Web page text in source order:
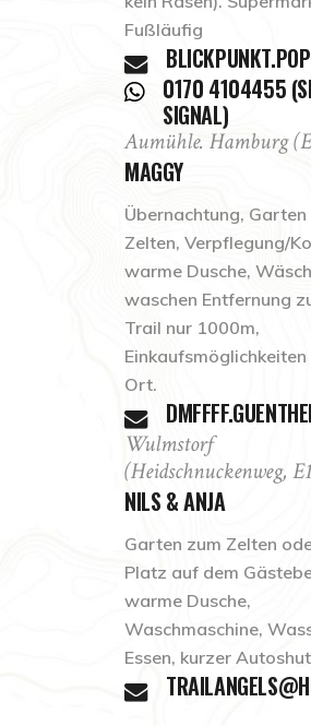
Fußläufig
0170 4104455
SIGNAL)
Aumühle. Hamburg
MAGGY
Übernachtung, Garten
Zelten, Verpflegung/
warme Dusche,
waschen Entfernung
Trail nur 1000m,
Einkaufsmöglichkeiten
Ort.
Wulmstorf
(Heidschnuckenweg,
NILS & ANJA
Garten zum Zelten
Platz auf dem
warme Dusche,
Waschmaschine,
Essen, kurzer